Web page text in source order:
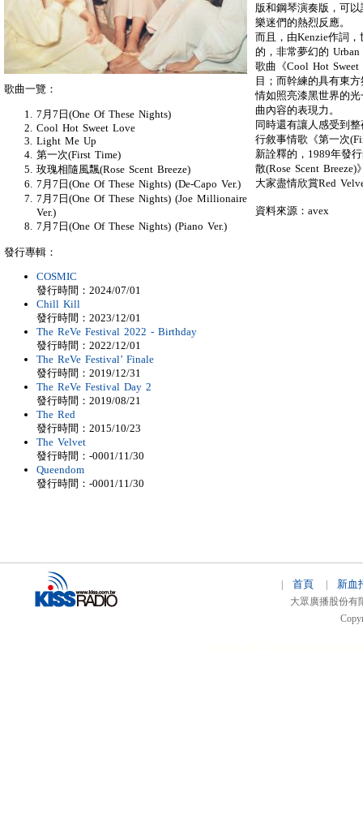
版和鋼琴演奏版，可
樂迷們的熱烈反應。
而且，由Kenzie作詞
的，非常夢幻的
歌曲《Cool Hot
目；而幹練的具有東
情如照亮漆黑世界的
曲內容的表現力。
同時還有讓人感受到
行敘事情歌《第一次
新詮釋的，1989年發
散(Rose Scent
大家盡情欣賞Red
資料來源：avex
歌曲一覽：
7月7日(One Of These Nights)
Cool Hot Sweet Love
Light Me Up
第一次(First Time)
玫瑰相隨風飄(Rose Scent Breeze)
7月7日(One Of These Nights) (De-Capo Ver.)
7月7日(One Of These Nights) (Joe Millionaire
Ver.)
7月7日(One Of These Nights) (Piano Ver.)
發行專輯：
COSMIC
發行時間：2024/07/01
Chill Kill
發行時間：2023/12/01
The ReVe Festival 2022 - Birthday
發行時間：2022/12/01
The ReVe Festival’ Finale
發行時間：2019/12/31
The ReVe Festival Day 2
發行時間：2019/08/21
The Red
發行時間：2015/10/23
The Velvet
發行時間：-0001/11/30
Queendom
發行時間：-0001/11/30
首頁 新血
大眾廣播股份有